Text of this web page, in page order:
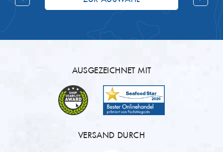
AUSGEZEICHNET MIT
VERSAND DURCH